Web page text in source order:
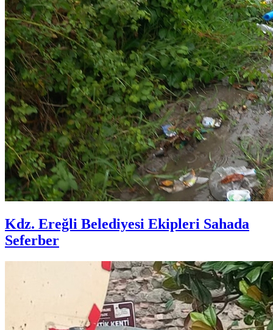
Kdz. Ereğli Belediyesi Ekipleri Sahada
Seferber